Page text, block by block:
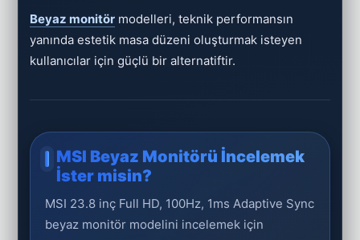
Beyaz monitör modelleri, teknik performansın
yanında estetik masa düzeni oluşturmak isteyen
kullanıcılar için güçlü bir alternatiftir.
MSI Beyaz Monitörü İncelemek
İster misin?
MSI 23.8 inç Full HD, 100Hz, 1ms Adaptive Sync
beyaz monitör modelini incelemek için